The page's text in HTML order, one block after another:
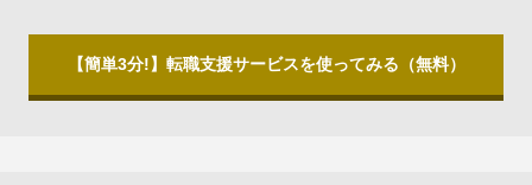
【簡単3分!】転職支援サービスを使ってみる（無料）